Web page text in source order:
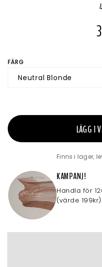
FÄRG
LÄGG I
Finns i lager,
KAMPANJ!
Handla för
(värde